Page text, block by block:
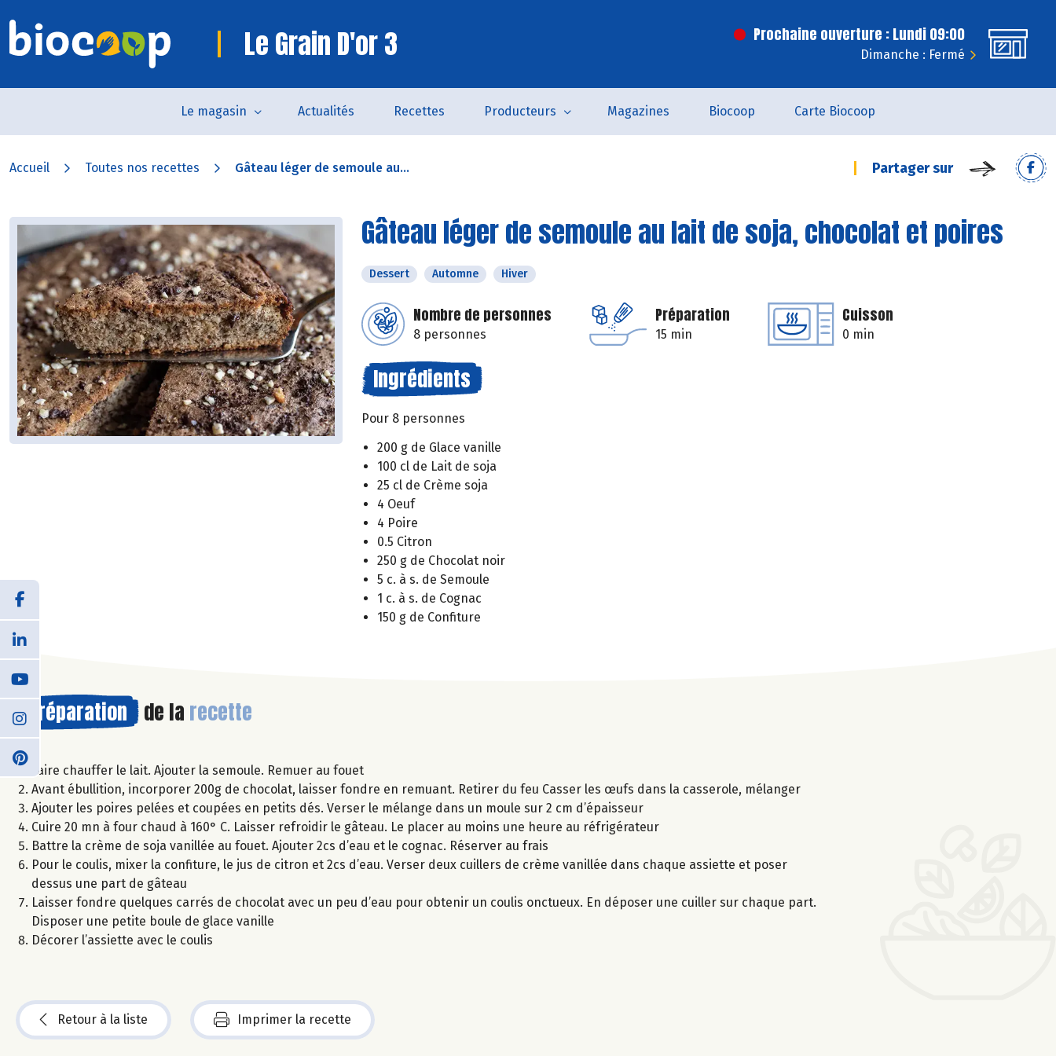
Le Grain D'or 3 Prochaine ouverture : Lundi 09:00
Dimanche : Fermé
Le magasin Actualités Recettes Producteurs Magazines Biocoop Carte Biocoop
Accueil Toutes nos recettes Gâteau léger de semoule au... Partager sur
Gâteau léger de semoule au lait de soja, chocolat et poires
Dessert Automne Hiver
Nombre de personnes
8 personnes
Préparation
15 min
Cuisson
0 min
Ingrédients
Pour 8 personnes
200 g de Glace vanille
100 cl de Lait de soja
25 cl de Crème soja
4 Oeuf
4 Poire
0.5 Citron
250 g de Chocolat noir
5 c. à s. de Semoule
1 c. à s. de Cognac
150 g de Confiture
Préparation de la recette
Faire chauffer le lait. Ajouter la semoule. Remuer au fouet
Avant ébullition, incorporer 200g de chocolat, laisser fondre en remuant. Retirer du feu Casser les œufs dans la casserole, mélanger
Ajouter les poires pelées et coupées en petits dés. Verser le mélange dans un moule sur 2 cm d’épaisseur
Cuire 20 mn à four chaud à 160° C. Laisser refroidir le gâteau. Le placer au moins une heure au réfrigérateur
Battre la crème de soja vanillée au fouet. Ajouter 2cs d’eau et le cognac. Réserver au frais
Pour le coulis, mixer la confiture, le jus de citron et 2cs d’eau. Verser deux cuillers de crème vanillée dans chaque assiette et poser
dessus une part de gâteau
Laisser fondre quelques carrés de chocolat avec un peu d’eau pour obtenir un coulis onctueux. En déposer une cuiller sur chaque part.
Disposer une petite boule de glace vanille
Décorer l’assiette avec le coulis
Retour à la liste Imprimer la recette